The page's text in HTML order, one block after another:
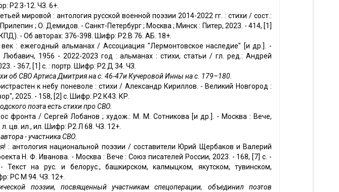
Р2 З-12. ЧЗ. 6+.
мировой : антология русской военной поэзии 2014-2022 гг. : стихи / сост.:
; О. Демидов. - Санкт-Петербург ; Москва ; Минск : Питер, 2023. - 414, [1]
- Об авторах: 376-398. Шифр: Р2 В 76. АБ. 18+.
: ежегодный альманах / Ассоциация "Лермонтовское наследие" [и др.]. -
Любавич, 1956 - 2022-2023 год : альманах : стихи, статьи / гл. ред.: Андрей
- 367, [1] с. : портр. Шифр: Р2 Д 34. ЧЗ.
об СВО Артиса Дмитрия на с. 46-47и Кучеровой Инны на с. 179–180.
к небу поневоле : стихи / Александр Кириллов. - Великий Новгород :
2025. - 158, [2] с. Шифр: Р2 К43. КР.
поэта есть стихи про СВО.
фронта / Сергей Лобанов ; худож.: М. М. Сотникова [и др.]. - Москва : Вече,
л. цв. ил., ил. Шифр: Р2 Л 68. ЧЗ. 12+.
- участника СВО.
: антология национальной поэзии / составители Юрий Щербаков и Валерий
Н. Ф. Иванова. - Москва : Вече : Союз писателей России, 2023. - 168, [7] с. -
Текст на рус. и белорус., башкирском, калмыцком, якутском, тувинском,
РС М 94. ЧЗ. 12+.
поэзии, посвященный участникам спецоперации, объединил поэтов